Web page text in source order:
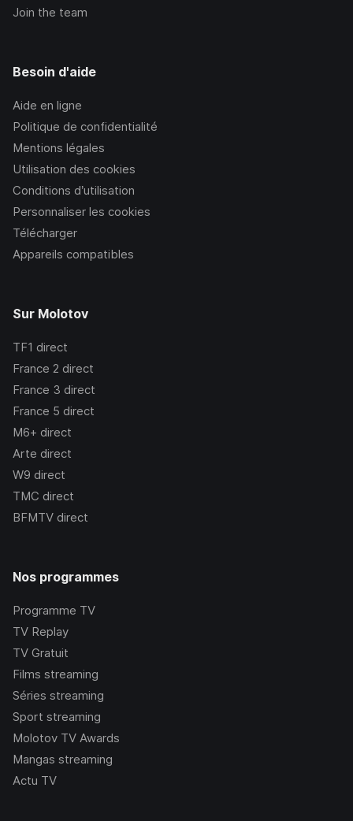
Join the team
Besoin d'aide
Aide en ligne
Politique de confidentialité
Mentions légales
Utilisation des cookies
Conditions d’utilisation
Personnaliser les cookies
Télécharger
Appareils compatibles
Sur Molotov
TF1 direct
France 2 direct
France 3 direct
France 5 direct
M6+ direct
Arte direct
W9 direct
TMC direct
BFMTV direct
Nos programmes
Programme TV
TV Replay
TV Gratuit
Films streaming
Séries streaming
Sport streaming
Molotov TV Awards
Mangas streaming
Actu TV